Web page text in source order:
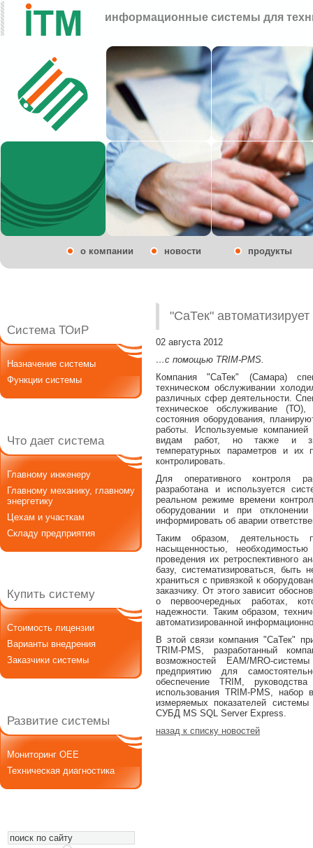
информационные системы для
о компании новости продукты
Система ТОиР
Назначение системы
Функции системы
Что дает система
Главному инженеру
Главному механику, главному
энергетику
Цехам и участкам
Складу предприятия
Купить систему
Стоимость лицензии
Варианты внедрения
Заказчики системы
Развитие системы
Мониторинг OEE
Техническая диагностика
"СаТек"
02 августа 2012
…с помощью TRIM-PMS.
Компания "СаТек" (Самара)
техническом обслуживании
различных сфер деятельности.
техническое обслуживание
состояния оборудования,
работы. Используемые
видам работ, но также и
температурных параметров и их
контролировать.
Для оперативного контроля
разработана и используется
реальном режиме времени
оборудовании и при
информировать об аварии
Таким образом, деятельность
насыщенностью,
проведения их ретроспективного
базу, систематизироваться,
храниться с привязкой к
заказчику. От этого зависит
о первоочередных работах,
надежности. Таким образом,
автоматизированной
В этой связи компания "СаТек"
TRIM-PMS, разработанный
возможностей EAM/MRO-
предприятию для
обеспечение TRIM,
использования TRIM-PMS,
измеряемых показателей
СУБД MS SQL Server Express.
назад к списку новостей